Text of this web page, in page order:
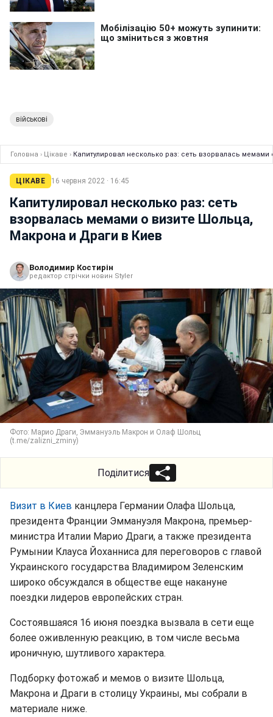
військові
Головна › Цікаве › Капитулировал несколько раз: сеть взорвалась
ЦІКАВЕ 16 червня 2022 · 16:45
Капитулировал несколько раз: сеть
взорвалась мемами о визите Шольца,
Макрона и Драги в Киев
Володимир Костирін
редактор стрічки новин Styler
Фото: Марио Драги, Эммануэль Макрон и Олаф Шольц
(t.me/zalizni_zminy)
Поділитися
Визит в Киев канцлера Германии Олафа Шольца,
президента Франции Эммануэля Макрона, премьер-
министра Италии Марио Драги, а также президента
Румынии Клауса Йоханниса для переговоров с главой
Украинского государства Владимиром Зеленским
широко обсуждался в обществе еще накануне
поездки лидеров европейских стран.
Состоявшаяся 16 июня поездка вызвала в сети еще
более оживленную реакцию, в том числе весьма
ироничную, шутливого характера.
Подборку фотожаб и мемов о визите Шольца,
Макрона и Драги в столицу Украины, мы собрали в
материале ниже.